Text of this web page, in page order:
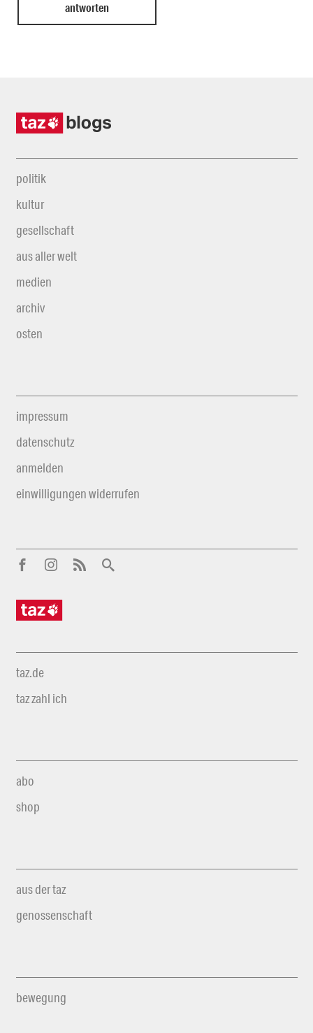
politik
kultur
gesellschaft
aus aller welt
medien
archiv
osten
impressum
datenschutz
anmelden
einwilligungen widerrufen
taz.de
taz zahl ich
abo
shop
aus der taz
genossenschaft
bewegung